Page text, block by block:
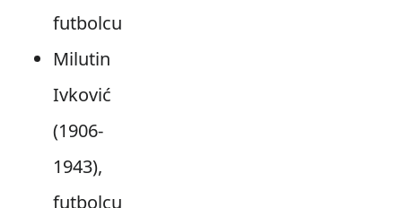
futbolcu
Milutin
Ivković
(1906-
1943),
futbolcu